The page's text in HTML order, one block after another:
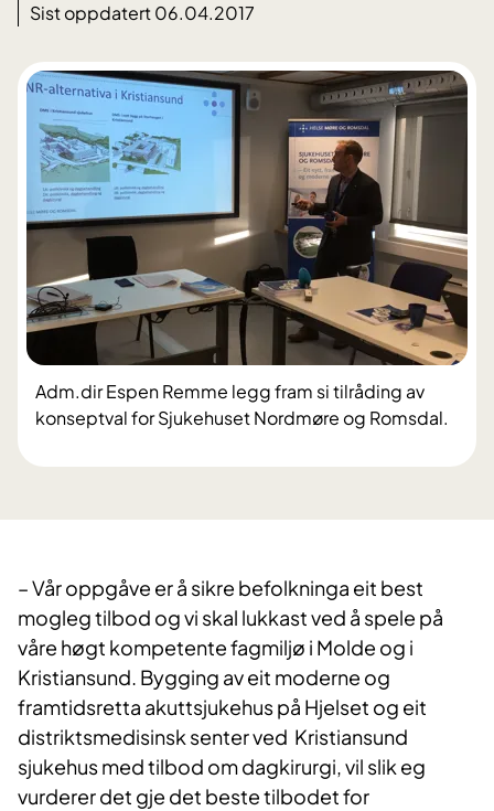
Sist oppdatert 06.04.2017
Adm.dir Espen Remme legg fram si tilråding av
konseptval for Sjukehuset Nordmøre og Romsdal.
– Vår oppgåve er å sikre befolkninga eit best
mogleg tilbod og vi skal lukkast ved å spele på
våre høgt kompetente fagmiljø i Molde og i
Kristiansund. Bygging av eit moderne og
framtidsretta akuttsjukehus på Hjelset og eit
distriktsmedisinsk senter ved Kristiansund
sjukehus med tilbod om dagkirurgi, vil slik eg
vurderer det gje det beste tilbodet for